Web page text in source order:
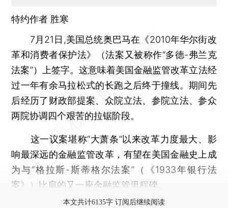
特约作者 胜寒
7月21日,美国总统奥巴马在《2010年华尔街改
革和消费者保护法》（法案又被称作“多德-弗兰克
法案”）上签字。这意味着美国金融监管改革立法经
过一年有余马拉松式的长跑之后终于撞线。期间先
后经历了财政部提案、众院立法、参院立法、参众
两院协调四个艰苦的拉锯阶段。
这一议案堪称“大萧条”以来改革力度最大、影
响最深远的金融监管改革，有望在美国金融史上成
为与“格拉斯-斯蒂格尔法案”（《1933年银行法
案》）比肩的又一座金融监管里程碑。
本文共计6135字 订阅后继续阅读